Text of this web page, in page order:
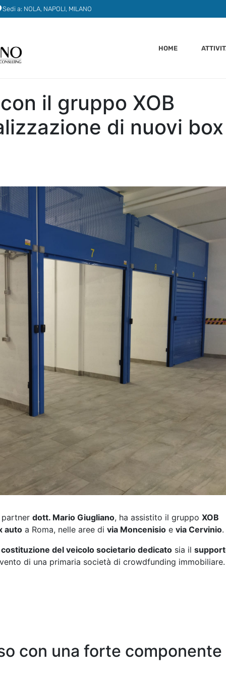
Sedi a: NOLA, NAPOLI, MILANO
HOME
il gruppo XOB
di nuovi box
dott. Mario Giugliano, ha assistito il gruppo XOB
auto a Roma, nelle aree di via Moncenisio e via Cervinio.
costituzione del veicolo societario dedicato sia il
di una primaria società di crowdfunding immobiliare.
con una forte componente